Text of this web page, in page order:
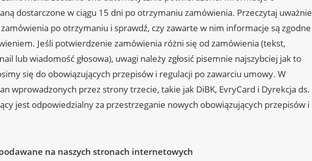
dostarczone w ciągu 15 dni po otrzymaniu zamówienia. Przeczytaj uważnie
po otrzymaniu i sprawdź, czy zawarte w nim informacje są zgodne
Jeśli potwierdzenie zamówienia różni się od zamówienia (tekst,
lub wiadomość głosowa), uwagi należy zgłosić pisemnie najszybciej jak to
się do obowiązujących przepisów i regulacji po zawarciu umowy. W
wprowadzonych przez strony trzecie, takie jak DiBK, EvryCard i Dyrekcja ds.
jest odpowiedzialny za przestrzeganie nowych obowiązujących przepisów i
na naszych stronach internetowych